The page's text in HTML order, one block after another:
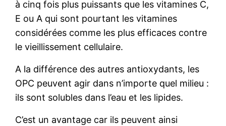
à cinq fois plus puissants que les vitamines C,
E ou A qui sont pourtant les vitamines
considérées comme les plus efficaces contre
le vieillissement cellulaire.
A la différence des autres antioxydants, les
OPC peuvent agir dans n’importe quel milieu :
ils sont solubles dans l’eau et les lipides.
C’est un avantage car ils peuvent ainsi